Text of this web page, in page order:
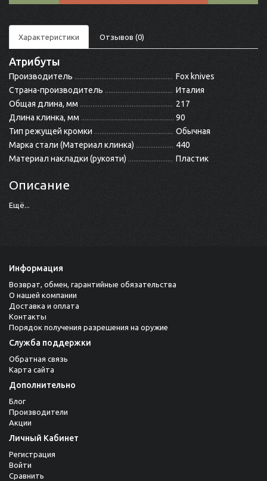
Характеристики Отзывов (0)
Атрибуты
Производитель
Fox knives
Страна-производитель
Италия
Общая длина, мм
217
Длина клинка, мм
90
Тип режущей кромки
Обычная
Марка стали (Материал клинка)
440
Материал накладки (рукояти)
Пластик
Описание
Ещё...
Информация
Возврат, обмен, гарантийные обязательства
О нашей компании
Доставка и оплата
Контакты
Порядок получения разрешения на оружие
Служба поддержки
Обратная связь
Карта сайта
Дополнительно
Блог
Производители
Акции
Личный Кабинет
Регистрация
Войти
Сравнить